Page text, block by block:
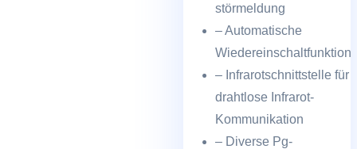
störmeldung
– Automatische
Wiedereinschaltfunktion
– Infrarotschnittstelle für
drahtlose Infrarot-
Kommunikation
– Diverse Pg-